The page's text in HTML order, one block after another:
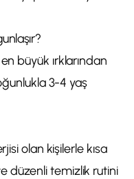
büyük ırklarından
3-4 yaş
olan kişilerle kısa
düzenli temizlik rutini